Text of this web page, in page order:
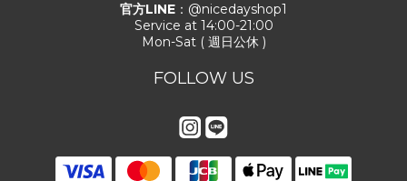
官方LINE ：@nicedayshop1
Service at 14:00-21:00
Mon-Sat ( 週日公休 )
FOLLOW US